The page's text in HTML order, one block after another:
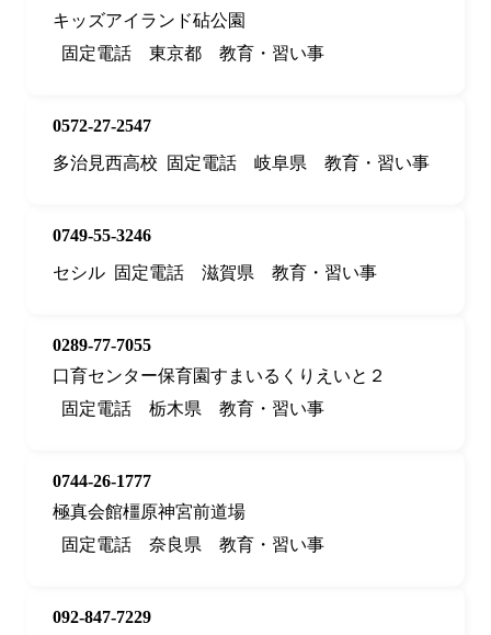
キッズアイランド砧公園
固定電話
東京都 教育・習い事
0572-27-2547
多治見西高校
固定電話 岐阜県 教育・習い事
0749-55-3246
セシル 固定電話 滋賀県 教育・習い事
0289-77-7055
口育センター保育園すまいるくりえいと２
固定電話
栃木県 教育・習い事
0744-26-1777
極真会館橿原神宮前道場
固定電話
奈良県 教育・習い事
092-847-7229